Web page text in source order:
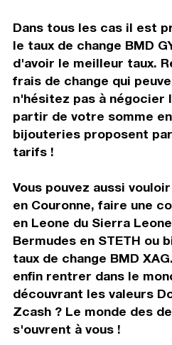
Dans tous les cas il est
le taux de change BMD
d'avoir le meilleur taux.
frais de change qui
n'hésitez pas à négocier
partir de votre somme
bijouteries proposent
tarifs !
Vous pouvez aussi
en Couronne, faire une
en Leone du Sierra
Bermudes en STETH ou
taux de change BMD
enfin rentrer dans le
découvrant les valeurs
Zcash ? Le monde des
s'ouvrent à vous !